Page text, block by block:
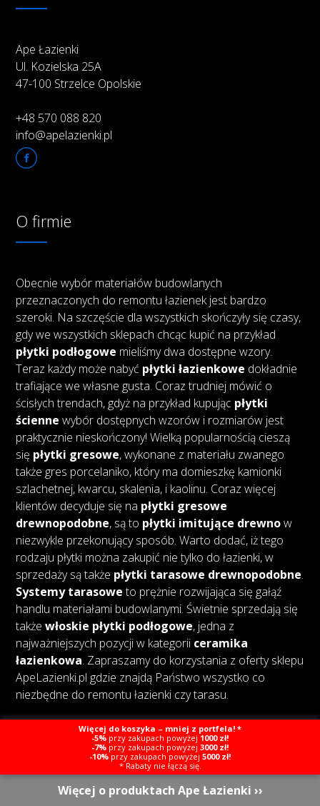
Ape Łazienki
Ul. Kozielska 25A
47-100 Strzelce Opolskie
+48 570 088 820
info@apelazienki.pl
O firmie
Obecnie wybór materiałów budowlanych
przeznaczonych do remontu łazienek jest bardzo
szeroki. Na szczęście dla wszystkich skończyły się czasy,
gdy we wszystkich sklepach chcąc kupić na przykład
płytki podłogowe mieliśmy dwa dostępne wzory.
Teraz każdy może nabyć płytki łazienkowe dokładnie
trafiające we własne gusta. Coraz trudniej mówić o
ścisłych trendach, gdyż na przykład kupując płytki
ścienne wybór dostępnych wzorów i rozmiarów jest
praktycznie nieskończony! Wielką popularnością cieszą
się płytki gresowe, wykonane z materiału zwanego
także gres porcelaniko, który ma domieszkę kamionki
szlachetnej, kwarcu, skalenia, i kaolinu. Coraz więcej
klientów decyduje się na płytki gresowe
drewnopodobne, są to płytki imitujące drewnow
niezwykle przekonujący sposób. Warto dodać, iż tego
rodzaju płytki można zakupić nie tylko do łazienki, w
sprzedaży są także płytki tarasowe drewnopodobne.
Systemy tarasoweto prężnie rozwijająca się gałąź
handlu materiałami budowlanymi. Świetnie sprzedają się
takżewłoskie płytki podłogowe, jedna z
najważniejszych pozycji w kategorii ceramika
łazienkowa. Zapraszamy do korzystania z oferty sklepu
ApeLazienki.pl gdzie znajdą Państwo wszystko co
niezbędne do remontu łazienki czy tarasu.
Copyright © Ape Łazienki Created by Webcat
Więcej o produktach Ape Łazienki ››
Więcej do koszyka – mniej z portfela! *
-5% przy zakupach powyżej 1000 zł!
-7% przy zakupach powyżej 3000 zł!
-10% przy zakupach powyżej 5000 zł!
* Rabaty nie łączą się.